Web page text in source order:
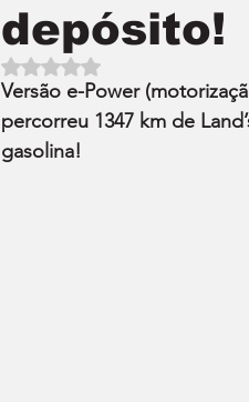
depósito!
Avaliado com NaN de 5
Versão e-Power
percorreu 1347 km de
gasolina!